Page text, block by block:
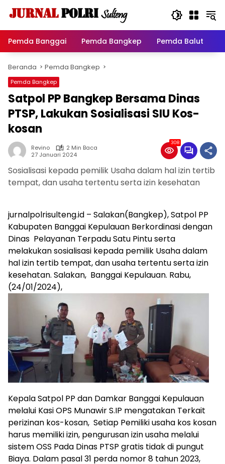
Pemda Banggai
Pemda Bangkep Pemda Balut
Beranda Pemda Bangkep
Pemda Bangkep
Satpol PP Bangkep Bersama Dinas
PTSP, Lakukan Sosialisasi SIU Kos-
kosan
Revino
2 Min Baca
27 Januari 2024
308
Sosialisasi kepada pemilik Usaha dalam hal izin tertib
tempat, dan usaha tertentu serta izin kesehatan
jurnalpolrisulteng.id – Salakan(Bangkep), Satpol PP
Kabupaten Banggai Kepulauan Berkordinasi dengan
Dinas Pelayanan Terpadu Satu Pintu serta
melakukan sosialisasi kepada pemilik Usaha dalam
hal izin tertib tempat, dan usaha tertentu serta izin
kesehatan. Salakan, Banggai Kepulauan. Rabu,
(24/01/2024),
Kepala Satpol PP dan Damkar Banggai Kepulauan
melalui Kasi OPS Munawir S.IP mengatakan Terkait
perizinan kos-kosan, Setiap Pemiliki usaha kos kosan
harus memiliki izin, pengurusan izin usaha melalui
sistem OSS Pada Dinas PTSP gratis tidak di pungut
Biaya. Dalam pasal 31 perda nomor 8 tahun 2023,